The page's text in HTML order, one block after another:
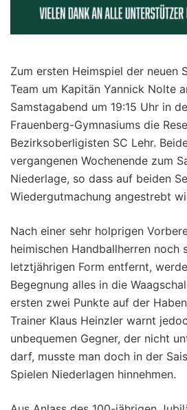
Zum ersten Heimspiel der neuen
Team um Kapitän Yannick Nolte
Samstagabend um 19:15 Uhr in
Frauenberg-Gymnasiums die
Bezirksoberligisten SC Lehr.
vergangenen Wochenende zum
Niederlage, so dass auf beiden
Wiedergutmachung angestrebt
Nach einer sehr holprigen
heimischen Handballherren noch
letztjährigen Form entfernt,
Begegnung alles in die
ersten zwei Punkte auf der
Trainer Klaus Heinzler warnt
unbequemen Gegner, der nicht
darf, musste man doch in der
Spielen Niederlagen hinnehmen.